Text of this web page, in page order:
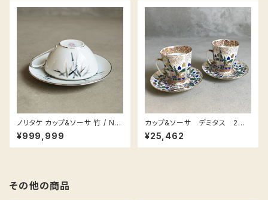
ノリタケ カップ&ソーサ 竹 / Nor
itake cup saucer plate Ba
mboo (Crica : 1950~1960)
¥999,999
カップ&ソーサ デミタス 2
客 Imperial porcelain Rus
sia インペリアル・ポーセリン
（ロシア）
¥25,462
その他の商品